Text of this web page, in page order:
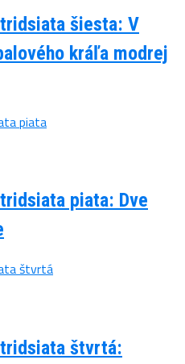
šiesta: V
kráľa modrej
piata: Dve
štvrtá: